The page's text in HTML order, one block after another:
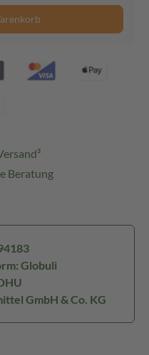
Beratung
Globuli
GmbH & Co. KG